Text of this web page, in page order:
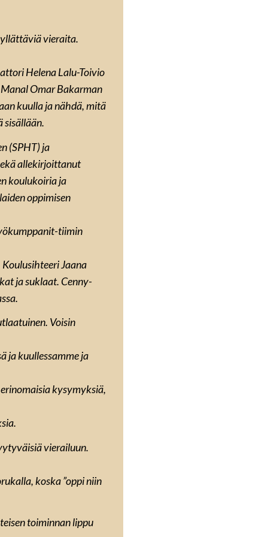
vieraita.
Helena Lalu-Toivio
Omar Bakarman
kuulla ja nähdä, mitä
sisällään.
(SPHT) ja
allekirjoittanut
koulukoiria ja
oppimisen
tiimin
Jaana
ja suklaat. Cenny-
Voisin
ja kuullessamme ja
kysymyksiä,
vierailuun.
koska ”oppi niin
toiminnan lippu